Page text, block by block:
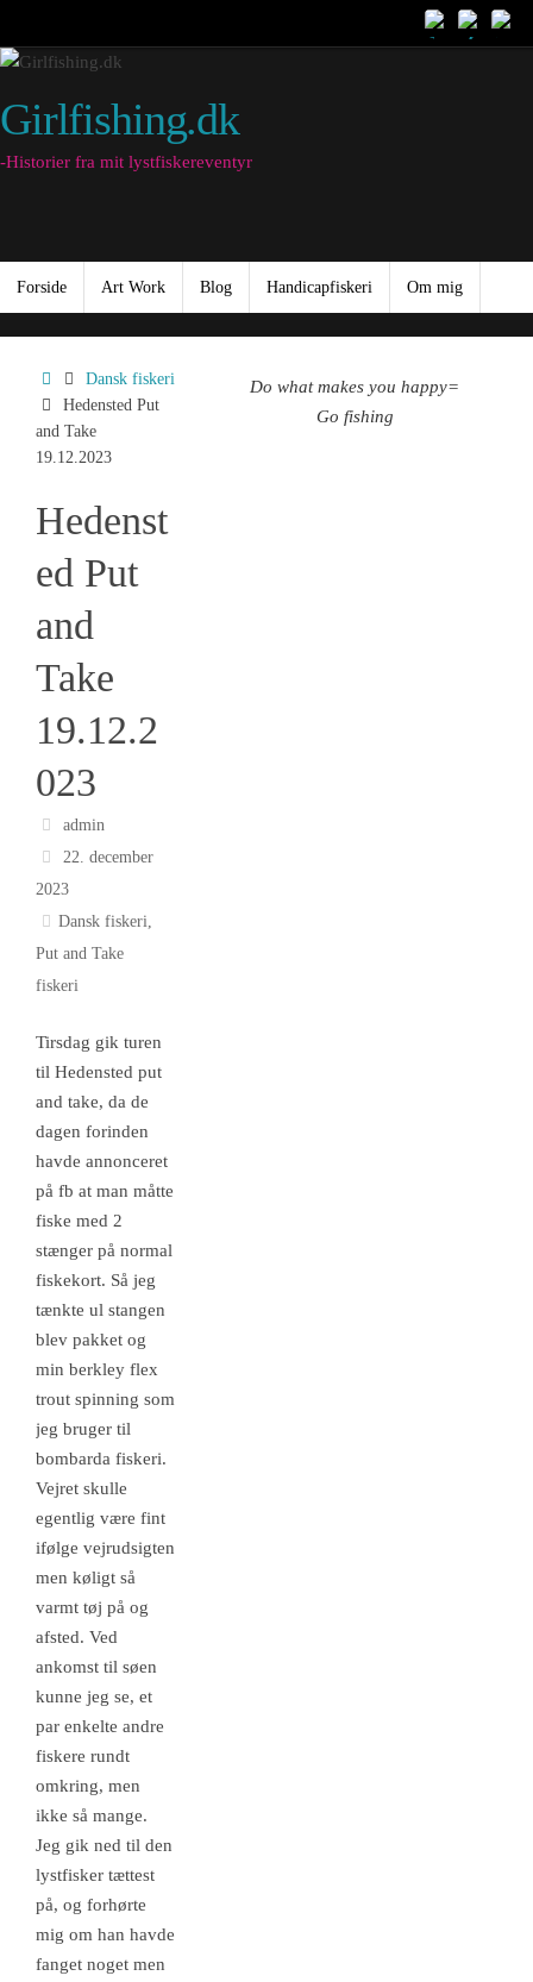
to
content
Girlfishing.dk
-Historier fra mit lystfiskereventyr
Forside Art Work Blog Handicapfiskeri Om mig
HomeDansk fiskeri
Hedensted Put
and Take
19.12.2023
Hedenst
ed Put
and
Take
19.12.2
023
admin
22. december
2023
Dansk fiskeri,
Put and Take
fiskeri
Tirsdag gik turen
til Hedensted put
and take, da de
dagen forinden
havde annonceret
på fb at man måtte
fiske med 2
stænger på normal
fiskekort. Så jeg
tænkte ul stangen
blev pakket og
min berkley flex
trout spinning som
jeg bruger til
bombarda fiskeri.
Vejret skulle
egentlig være fint
ifølge vejrudsigten
men køligt så
varmt tøj på og
afsted. Ved
ankomst til søen
kunne jeg se, et
par enkelte andre
fiskere rundt
omkring, men
ikke så mange.
Jeg gik ned til den
lystfisker tættest
på, og forhørte
mig om han havde
fanget noget men
Do what makes you happy=
Go fishing